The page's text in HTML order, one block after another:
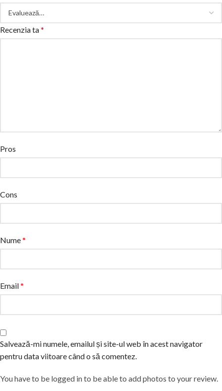
Recenzia ta*
Pros
Cons
Nume*
Email*
Salvează-mi numele, emailul și site-ul web în acest navigator
pentru data viitoare când o să comentez.
You have to be logged in to be able to add photos to your review.